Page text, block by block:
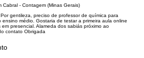
- Contagem (Minas Gerais)
gentileza, preciso de professor de química para
médio. Gostaria de testar a primeira aula online
presencial. Alameda dos sabiás próximo ao
contato Obrigada